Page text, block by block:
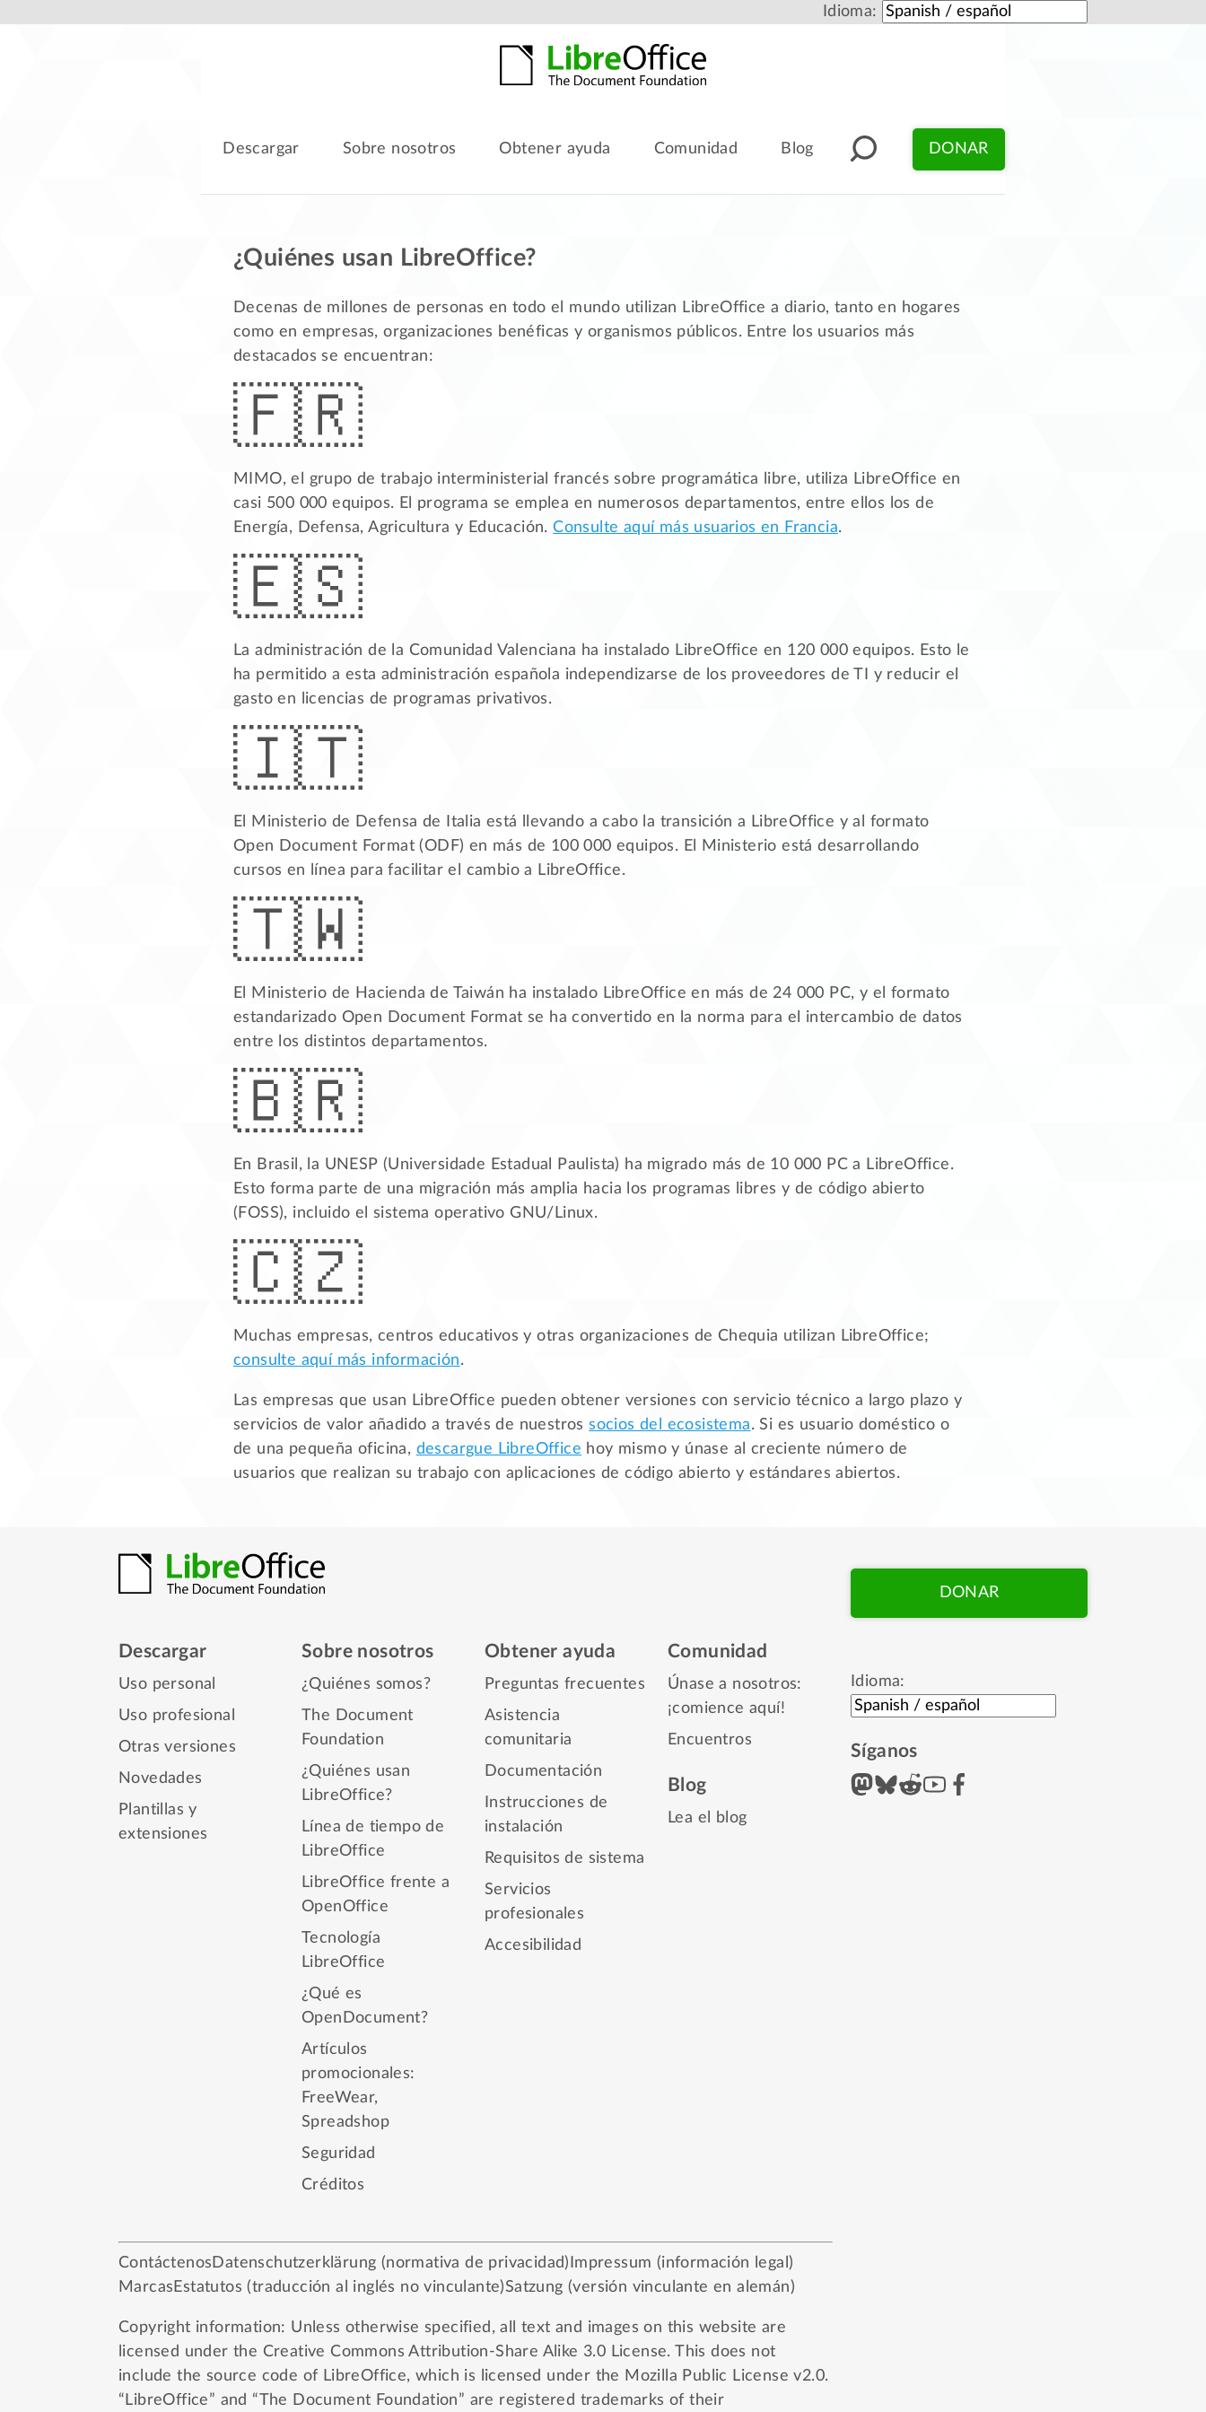
Idioma:
Descargar Sobre nosotros Obtener ayuda Comunidad Blog DONAR
¿Quiénes usan LibreOffice?
Decenas de millones de personas en todo el mundo utilizan LibreOffice a diario, tanto en hogares
como en empresas, organizaciones benéficas y organismos públicos. Entre los usuarios más
destacados se encuentran:
MIMO, el grupo de trabajo interministerial francés sobre programática libre, utiliza LibreOffice en
casi 500 000 equipos. El programa se emplea en numerosos departamentos, entre ellos los de
Energía, Defensa, Agricultura y Educación.Consulte aquí más usuarios en Francia.
La administración de la Comunidad Valenciana ha instalado LibreOffice en 120 000 equipos. Esto le
ha permitido a esta administración española independizarse de los proveedores de TI y reducir el
gasto en licencias de programas privativos.
El Ministerio de Defensa de Italia está llevando a cabo la transición a LibreOffice y al formato
Open Document Format (ODF) en más de 100 000 equipos. El Ministerio está desarrollando
cursos en línea para facilitar el cambio a LibreOffice.
El Ministerio de Hacienda de Taiwán ha instalado LibreOffice en más de 24 000 PC, y el formato
estandarizado Open Document Format se ha convertido en la norma para el intercambio de datos
entre los distintos departamentos.
En Brasil, la UNESP (Universidade Estadual Paulista) ha migrado más de 10 000 PC a LibreOffice.
Esto forma parte de una migración más amplia hacia los programas libres y de código abierto
(FOSS), incluido el sistema operativo GNU/Linux.
Muchas empresas, centros educativos y otras organizaciones de Chequia utilizan LibreOffice;
consulte aquí más información.
Las empresas que usan LibreOffice pueden obtener versiones con servicio técnico a largo plazo y
servicios de valor añadido a través de nuestrossocios del ecosistema. Si es usuario doméstico o
de una pequeña oficina, descargue LibreOffice hoy mismo y únase al creciente número de
usuarios que realizan su trabajo con aplicaciones de código abierto y estándares abiertos.
Descargar
Uso personal
Uso profesional
Otras versiones
Novedades
Plantillas y
extensiones
Sobre nosotros
¿Quiénes somos?
The Document
Foundation
¿Quiénes usan
LibreOffice?
Línea de tiempo de
LibreOffice
LibreOffice frente a
OpenOffice
Tecnología
LibreOffice
¿Qué es
OpenDocument?
Artículos
promocionales:
FreeWear,
Spreadshop
Seguridad
Créditos
Obtener ayuda
Preguntas frecuentes
Asistencia
comunitaria
Documentación
Instrucciones de
instalación
Requisitos de sistema
Servicios
profesionales
Accesibilidad
Comunidad
Únase a nosotros:
¡comience aquí!
Encuentros
Blog
Lea el blog
DONAR
Idioma:
Síganos
Contáctenos Datenschutzerklärung (normativa de privacidad) Impressum (información legal)
Marcas Estatutos (traducción al inglés no vinculante)Satzung (versión vinculante en alemán)
Copyright information: Unless otherwise specified, all text and images on this website are
licensed under the Creative Commons Attribution-Share Alike 3.0 License. This does not
include the source code of LibreOffice, which is licensed under the Mozilla Public License v2.0.
“LibreOffice” and “The Document Foundation” are registered trademarks of their